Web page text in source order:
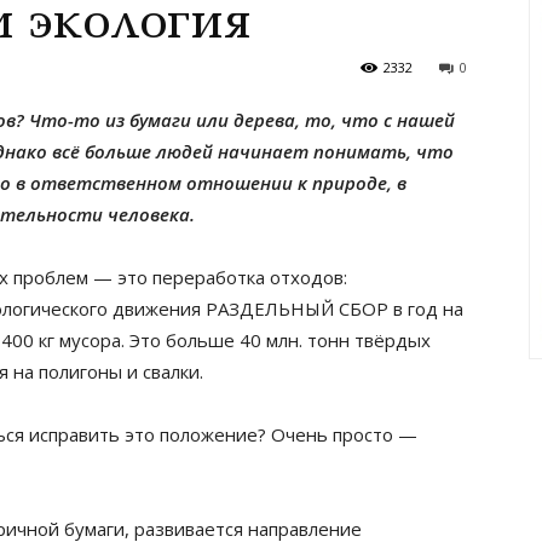
0
2332
Что-то из бумаги или дерева, то, что с нашей
всё больше людей начинает понимать, что
в ответственном отношении к природе, в
человека.
— это переработка отходов:
движения РАЗДЕЛЬНЫЙ СБОР в год на
кг мусора. Это больше 40 млн. тонн твёрдых
полигоны и свалки.
исправить это положение? Очень просто —
бумаги, развивается направление